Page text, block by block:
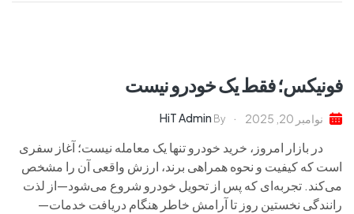
فونیکس؛ فقط یک خودرو نیست
نوامبر 20, 2025 By
HiT Admin
در بازار امروز، خرید خودرو تنها یک معامله نیست؛ آغاز سفری
است که کیفیت و نحوه همراهی برند، ارزش واقعی آن را مشخص
می‌کند. تجربه‌ای که پس از تحویل خودرو شروع می‌شود—از لذت
رانندگی نخستین روز تا آرامش خاطر هنگام دریافت خدمات—